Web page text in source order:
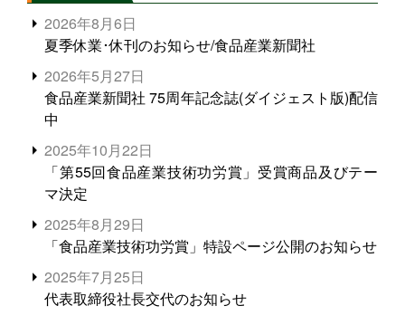
2026年8月6日
夏季休業･休刊のお知らせ/食品産業新聞社
2026年5月27日
食品産業新聞社 75周年記念誌(ダイジェスト版)配信
中
2025年10月22日
「第55回食品産業技術功労賞」受賞商品及びテー
マ決定
2025年8月29日
「食品産業技術功労賞」特設ページ公開のお知らせ
2025年7月25日
代表取締役社長交代のお知らせ